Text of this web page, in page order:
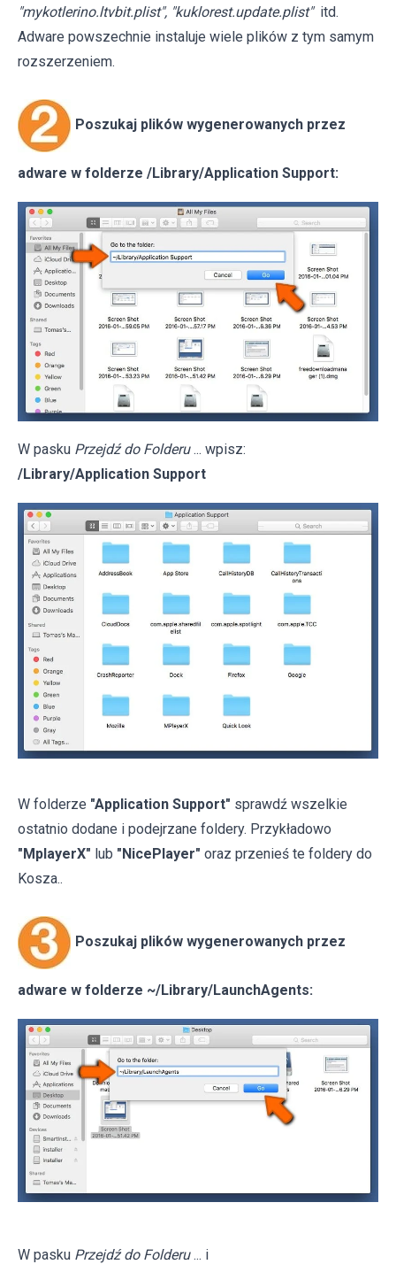
"mykotlerino.ltvbit.plist", "kuklorest.update.plist" itd.
Adware powszechnie instaluje wiele plików z tym samym
rozszerzeniem.
Poszukaj plików wygenerowanych przez
adware w folderze /Library/Application Support:
W pasku Przejdź do Folderu ... wpisz:
/Library/Application Support
W folderze "Application Support" sprawdź wszelkie
ostatnio dodane i podejrzane foldery. Przykładowo
"MplayerX" lub "NicePlayer" oraz przenieś te foldery do
Kosza..
Poszukaj plików wygenerowanych przez
adware w folderze ~/Library/LaunchAgents:
W pasku Przejdź do Folderu ... i